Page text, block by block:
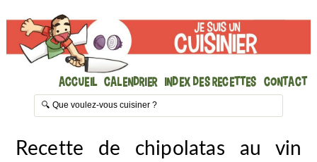
Accueil Calendrier Index des recettes Contact
Recette de chipolatas au vin